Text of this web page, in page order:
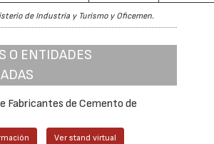
de Industria y Turismo y Oficemen.
O ENTIDADES
Fabricantes de Cemento de
Ver stand virtual